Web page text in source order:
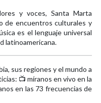
y voces, Santa Marta
de encuentros culturales y
es el lenguaje universal
latinoamericana.
sus regiones y el mundo a
📺 míranos en vivo en la
en las 73 frecuencias de